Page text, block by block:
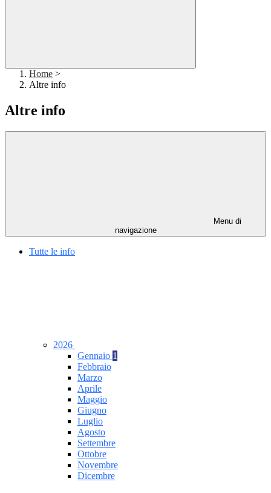
Home >
Altre info
Altre info
Menu di
navigazione
Tutte le info
2026
Gennaio 1
Febbraio
Marzo
Aprile
Maggio
Giugno
Luglio
Agosto
Settembre
Ottobre
Novembre
Dicembre